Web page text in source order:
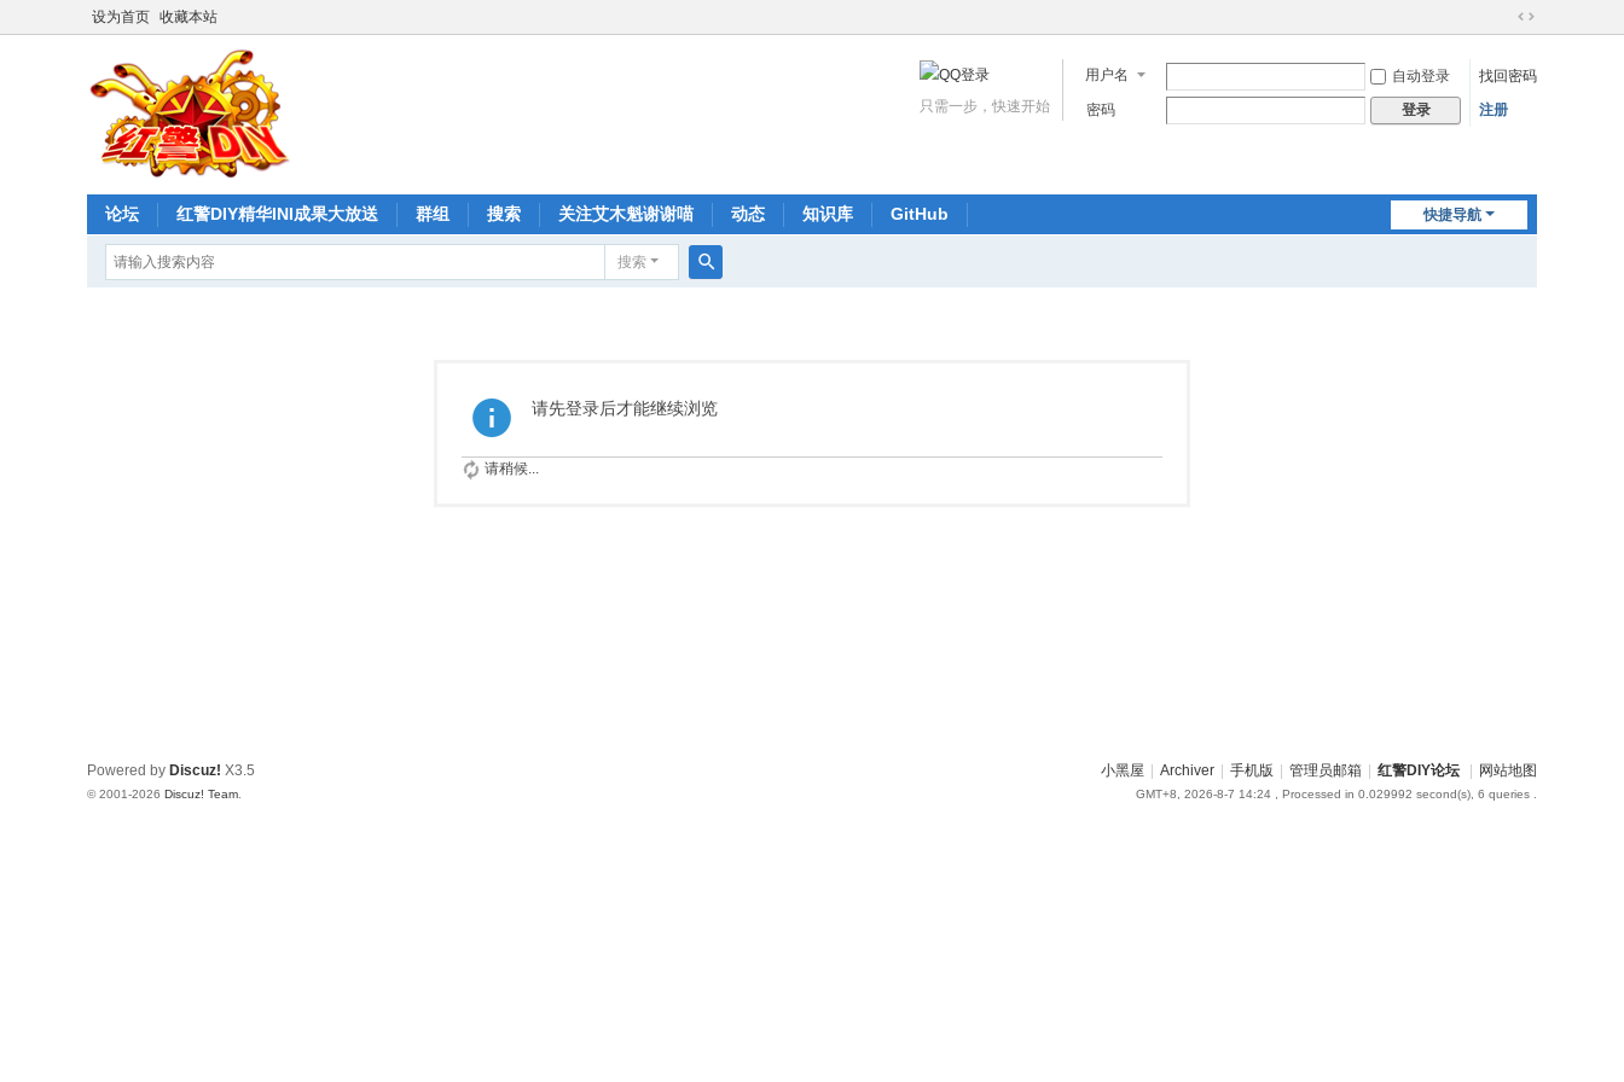
设为首页 收藏本站
切
到
用户名 自动登录
找回密码
密码
登录 注册
只需一步，快速开始
快捷导航
论坛 红警DIY精华INI成果大放送 群组 搜索 关注艾木魁谢谢喵 动态 知识库 GitHub
搜索
请先登录后才能继续浏览
请稍候...
小黑屋 Archiver 手机版 管理员邮箱 红警DIY论坛 网站地图
GMT+8, 2026-8-7 14:24 , Processed in 0.029992 second(s), 6 queries .
Powered by Discuz! X3.5
© 2001-2026 Discuz! Team